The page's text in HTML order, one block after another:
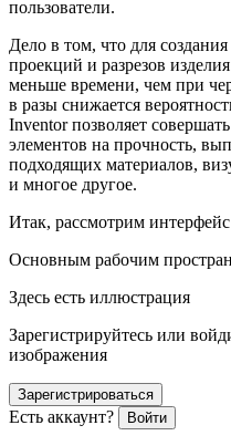
пользователи.
Дело в том, что для
проекций и разрезов
меньше времени, чем при
в разы снижается
Inventor позволяет
элементов на прочность,
подходящих материалов,
и многое другое.
Итак, рассмотрим
Основным рабочим
Здесь есть иллюстрация
Зарегистрируйтесь или
изображения
Зарегистрироваться
Есть аккаунт? Войти